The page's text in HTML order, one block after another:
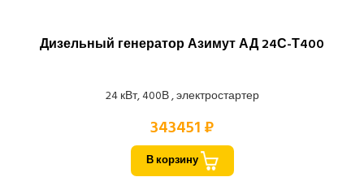
Дизельный генератор Азимут АД 24С-Т400
24 кВт, 400В , электростартер
343451 ₽
В корзину